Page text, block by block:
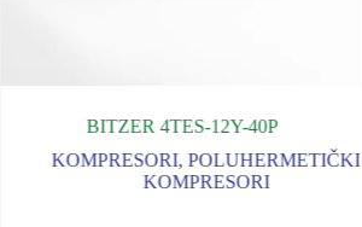
BITZER 4TES-12Y-40P
KOMPRESORI,POLUHERMETIČKI
KOMPRESORI